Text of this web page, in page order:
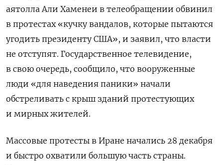
аятолла Али Хаменеи в телеобращении обвинил
в протестах «кучку вандалов, которые пытаются
угодить президенту США», и заявил, что власти
не отступят. Государственное телевидение,
в свою очередь, сообщило, что вооруженные
люди «для наведения паники» начали
обстреливать с крыш зданий протестующих
и мирных жителей.
Массовые протесты в Иране начались 28 декабря
и быстро охватили большую часть страны.